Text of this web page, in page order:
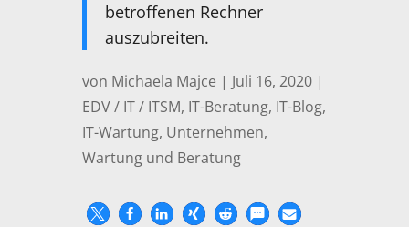
betroffenen Rechner
auszubreiten.
von Michaela Majce | Juli 16, 2020|
EDV / IT / ITSM, IT-Beratung, IT-Blog,
IT-Wartung, Unternehmen,
Wartung und Beratung